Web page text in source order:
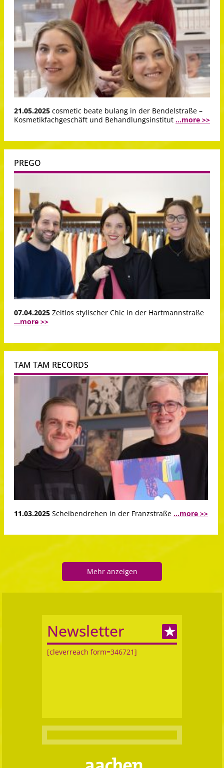
21.05.2025 cosmetic beate bulang in der Bendelstraße –
Kosmetikfachgeschäft und Behandlungsinstitut ...more >>
PREGO
07.04.2025 Zeitlos stylischer Chic in der Hartmannstraße
...more >>
TAM TAM RECORDS
11.03.2025 Scheibendrehen in der Franzstraße ...more >>
Mehr anzeigen
Newsletter
[cleverreach form=346721]